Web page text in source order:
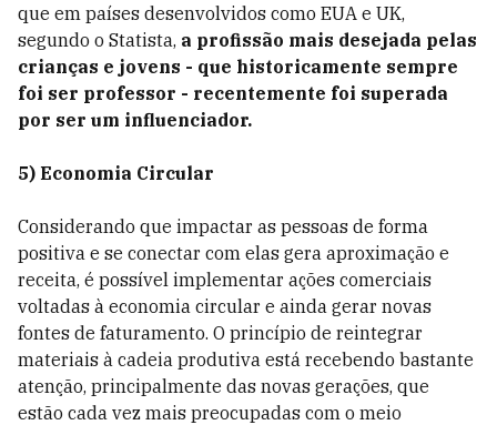
que em países desenvolvidos como EUA e UK,
segundo o Statista, a profissão mais desejada pelas
crianças e jovens - que historicamente sempre
foi ser professor - recentemente foi superada
por ser um influenciador.
5) Economia Circular
Considerando que impactar as pessoas de forma
positiva e se conectar com elas gera aproximação e
receita, é possível implementar ações comerciais
voltadas à economia circular e ainda gerar novas
fontes de faturamento. O princípio de reintegrar
materiais à cadeia produtiva está recebendo bastante
atenção, principalmente das novas gerações, que
estão cada vez mais preocupadas com o meio